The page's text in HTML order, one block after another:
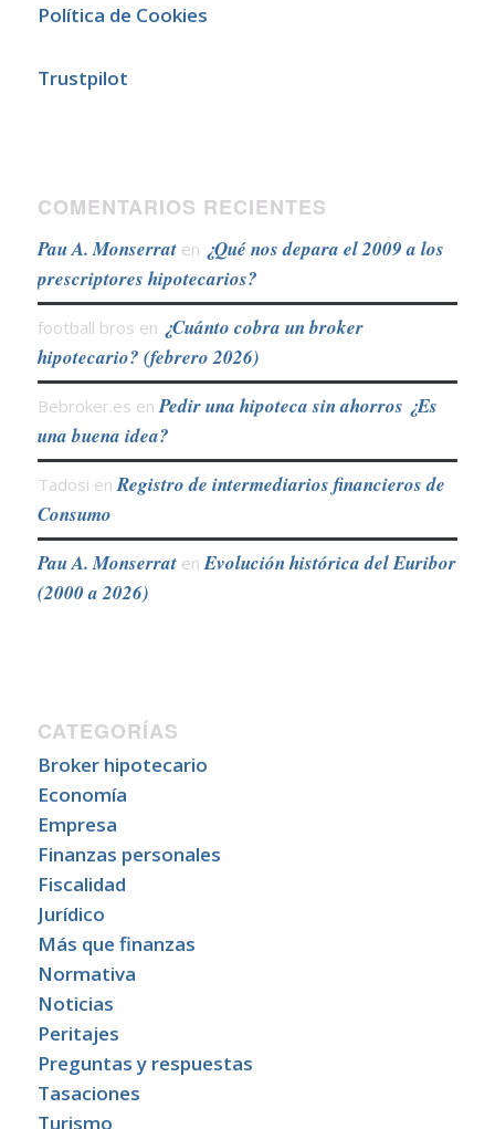
Política de Cookies
Trustpilot
COMENTARIOS RECIENTES
Pau A. Monserraten ¿Qué nos depara el 2009 a los
prescriptores hipotecarios?
football bros en ¿Cuánto cobra un broker
hipotecario? (febrero 2026)
Bebroker.es enPedir una hipoteca sin ahorros ¿Es
una buena idea?
Tadosi enRegistro de intermediarios financieros de
Consumo
Pau A. MonserratenEvolución histórica del Euribor
(2000 a 2026)
CATEGORÍAS
Broker hipotecario
Economía
Empresa
Finanzas personales
Fiscalidad
Jurídico
Más que finanzas
Normativa
Noticias
Peritajes
Preguntas y respuestas
Tasaciones
Turismo